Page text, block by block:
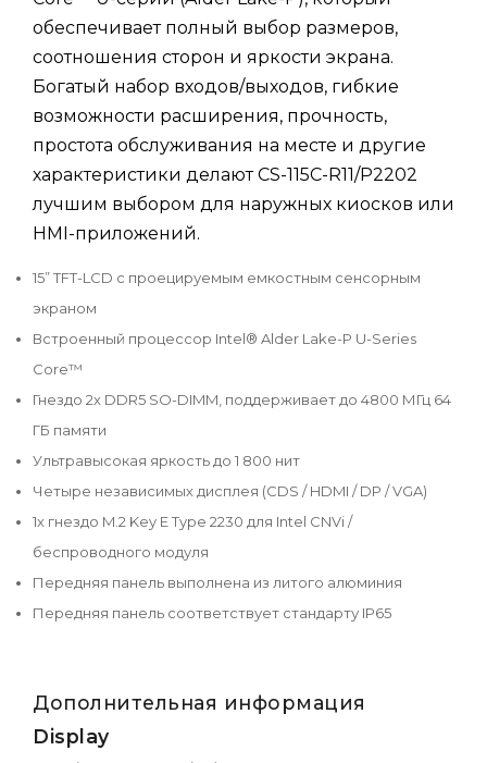
обеспечивает полный выбор размеров,
соотношения сторон и яркости экрана.
Богатый набор входов/выходов, гибкие
возможности расширения, прочность,
простота обслуживания на месте и другие
характеристики делают CS-115C-R11/P2202
лучшим выбором для наружных киосков или
HMI-приложений.
15” TFT-LCD с проецируемым емкостным сенсорным
экраном
Встроенный процессор Intel® Alder Lake-P U-Series
Core™
Гнездо 2x DDR5 SO-DIMM, поддерживает до 4800 МГц 64
ГБ памяти
Ультравысокая яркость до 1 800 нит
Четыре независимых дисплея (CDS / HDMI / DP / VGA)
1x гнездо M.2 Key E Type 2230 для Intel CNVi /
беспроводного модуля
Передняя панель выполнена из литого алюминия
Передняя панель соответствует стандарту IP65
Дополнительная информация
Display